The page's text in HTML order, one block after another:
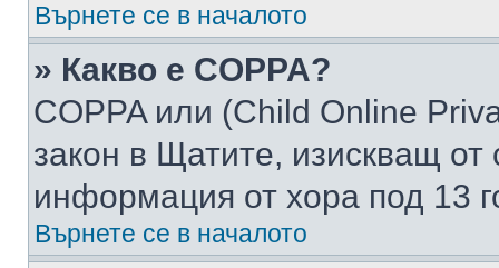
Върнете се в началото
» Какво е COPPA?
COPPA или (Child Online
закон в Щатите, изискващ от
информация от хора под 13
Върнете се в началото